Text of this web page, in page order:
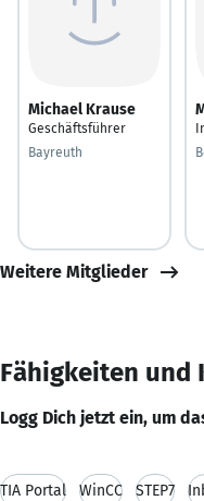
Michael Krause
Geschäftsführer
Bayreuth
Weitere Mitglieder
Fähigkeiten und
Logg Dich jetzt ein, um
TIA Portal WinCC STEP7